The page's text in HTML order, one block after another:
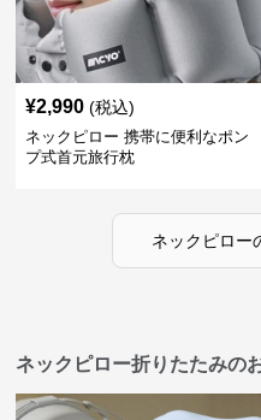
¥2,990 (税込)
ネックピロー 携帯に便利なポン
プ式首元旅行枕
ネックピロー
ネックピロー折りたたみの